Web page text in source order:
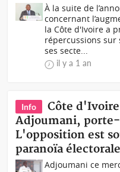
À la suite de
concernant
la Côte d'Ivoire a
répercussions sur
ses secte...
il y a 1 an
Info
Côte
Adjoumani,
L'opposition est
paranoïa
Adjoumani ce